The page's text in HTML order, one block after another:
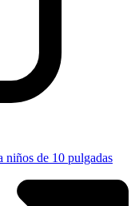
de 10 pulgadas